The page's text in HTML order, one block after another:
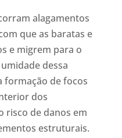
alagamentos
que as baratas e
e migrem para o
dessa
formação de focos
dos
risco de danos em
estruturais.